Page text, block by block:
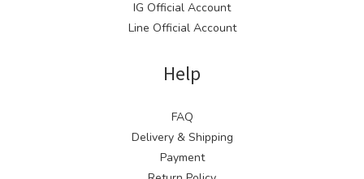
IG Official Account
Line Official Account
Help
FAQ
Delivery & Shipping
Payment